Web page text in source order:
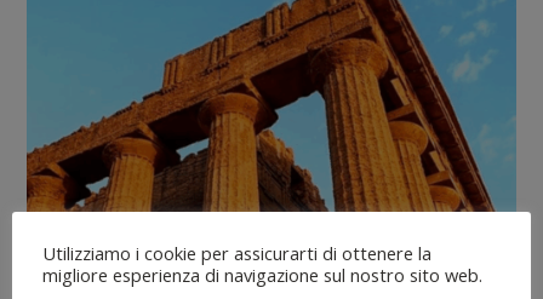
Utilizziamo i cookie per assicurarti di ottenere la
migliore esperienza di navigazione sul nostro sito web.